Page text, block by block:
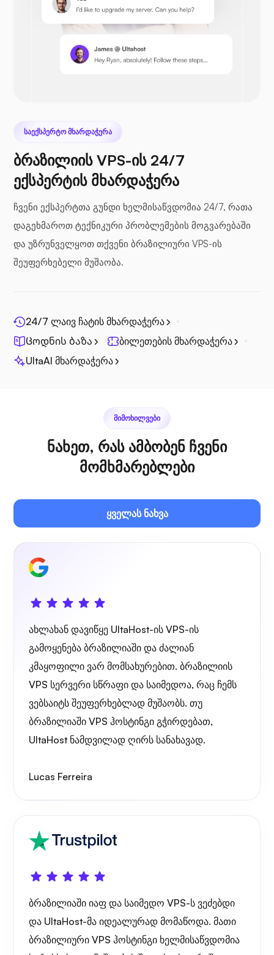
ზღვის ფაილი
ფოტოპრიზმა
ჯიცი
პლექსი
საკუთარი ტრანსლაცია
რენტგენი
Playtube
პორტანერი
ᲡᲐᲔᲥᲡᲞᲔᲠᲢᲝ ᲛᲮᲐᲠᲓᲐᲭᲔᲠᲐ
ბრაზილიის VPS-ის 24/7
ექსპერტის მხარდაჭერა
ჩვენი ექსპერტთა გუნდი ხელმისაწვდომია 24/7, რათა
დაგეხმაროთ ტექნიკური პრობლემების მოგვარებაში
და უზრუნველყოთ თქვენი ბრაზილიური VPS-ის
შეუფერხებელი მუშაობა.
24/7 ლაივ ჩატის მხარდაჭერა
Ცოდნის ბაზა
ბილეთების მხარდაჭერა
UltaAI მხარდაჭერა
ᲛᲘᲛᲝᲮᲘᲚᲕᲔᲑᲘ
ნახეთ, რას ამბობენ ჩვენი
მომხმარებლები
ყველას ნახვა
ახლახან დავიწყე UltaHost-ის VPS-ის
გამოყენება ბრაზილიაში და ძალიან
კმაყოფილი ვარ მომსახურებით. ბრაზილიის
VPS სერვერი სწრაფი და საიმედოა, რაც ჩემს
ვებსაიტს შეუფერხებლად მუშაობს. თუ
ბრაზილიაში VPS ჰოსტინგი გჭირდებათ,
UltaHost ნამდვილად ღირს სანახავად.
Lucas Ferreira
ბრაზილიაში იაფ და საიმედო VPS-ს ვეძებდი
და UltaHost-მა იდეალურად მომაწოდა. მათი
ბრაზილიური VPS ჰოსტინგი ხელმისაწვდომია